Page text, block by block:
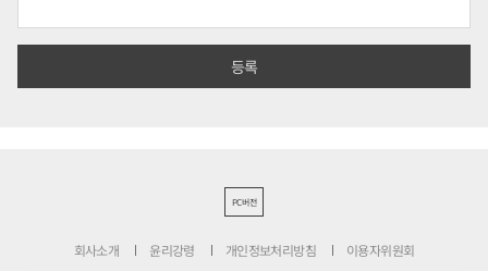
PC버전
회사소개 윤리강령 개인정보처리방침 이용자위원회